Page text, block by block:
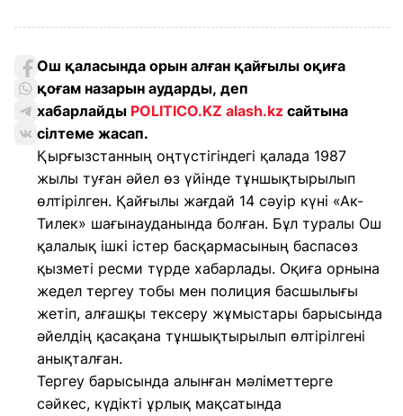
Ош қаласында орын алған қайғылы оқиға
қоғам назарын аударды, деп
хабарлайды POLITICO.KZ alash.kz сайтына
сілтеме жасап.
Қырғызстанның оңтүстігіндегі қалада 1987
жылы туған әйел өз үйінде тұншықтырылып
өлтірілген. Қайғылы жағдай 14 сәуір күні «Ак-
Тилек» шағынауданында болған. Бұл туралы Ош
қалалық ішкі істер басқармасының баспасөз
қызметі ресми түрде хабарлады. Оқиға орнына
жедел тергеу тобы мен полиция басшылығы
жетіп, алғашқы тексеру жұмыстары барысында
әйелдің қасақана тұншықтырылып өлтірілгені
анықталған.
Тергеу барысында алынған мәліметтерге
сәйкес, күдікті ұрлық мақсатында